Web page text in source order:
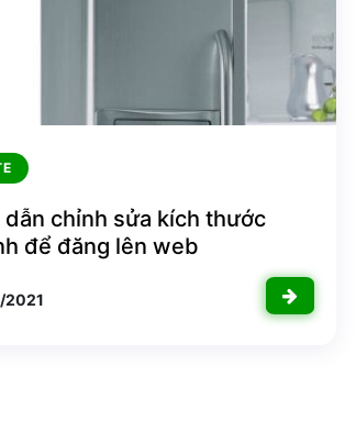
dẫn chỉnh sửa kích thước
để đăng lên web